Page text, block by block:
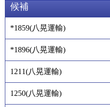
候補
*1859(八晃運輸)
*1896(八晃運輸)
1211(八晃運輸)
1250(八晃運輸)